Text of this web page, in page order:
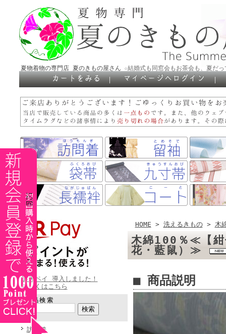
夏物着物の専門店 夏のきもの屋さん ☆結婚式も同窓会もお茶会も、夏だ
｜ ｜
楽天ペイ 導入しました！
詳しくはこちら
商品検索
訪問着
HOME > 洗えるきもの> 木
木綿100％≪【紺
花・藍鼠）≫
■ 商品説明